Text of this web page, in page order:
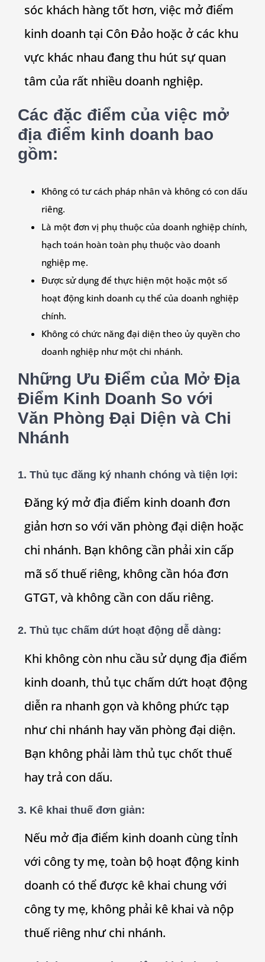
sóc khách hàng tốt hơn, việc mở điểm
kinh doanh tại Côn Đảo hoặc ở các khu
vực khác nhau đang thu hút sự quan
tâm của rất nhiều doanh nghiệp.
Các đặc điểm của việc mở
địa điểm kinh doanh bao
gồm:
Không có tư cách pháp nhân và không có con dấu
riêng.
Là một đơn vị phụ thuộc của doanh nghiệp chính,
hạch toán hoàn toàn phụ thuộc vào doanh
nghiệp mẹ.
Được sử dụng để thực hiện một hoặc một số
hoạt động kinh doanh cụ thể của doanh nghiệp
chính.
Không có chức năng đại diện theo ủy quyền cho
doanh nghiệp như một chi nhánh.
Những Ưu Điểm của Mở Địa
Điểm Kinh Doanh So với
Văn Phòng Đại Diện và Chi
Nhánh
1. Thủ tục đăng ký nhanh chóng và tiện lợi:
Đăng ký mở địa điểm kinh doanh đơn
giản hơn so với văn phòng đại diện hoặc
chi nhánh. Bạn không cần phải xin cấp
mã số thuế riêng, không cần hóa đơn
GTGT, và không cần con dấu riêng.
2. Thủ tục chấm dứt hoạt động dễ dàng:
Khi không còn nhu cầu sử dụng địa điểm
kinh doanh, thủ tục chấm dứt hoạt động
diễn ra nhanh gọn và không phức tạp
như chi nhánh hay văn phòng đại diện.
Bạn không phải làm thủ tục chốt thuế
hay trả con dấu.
3. Kê khai thuế đơn giản:
Nếu mở địa điểm kinh doanh cùng tỉnh
với công ty mẹ, toàn bộ hoạt động kinh
doanh có thể được kê khai chung với
công ty mẹ, không phải kê khai và nộp
thuế riêng như chi nhánh.